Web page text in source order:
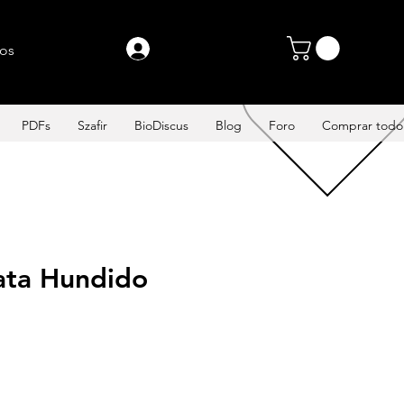
PROMOCIONES
PDFs Szafir BioDiscus Blog Foro Comprar todo
Hundido